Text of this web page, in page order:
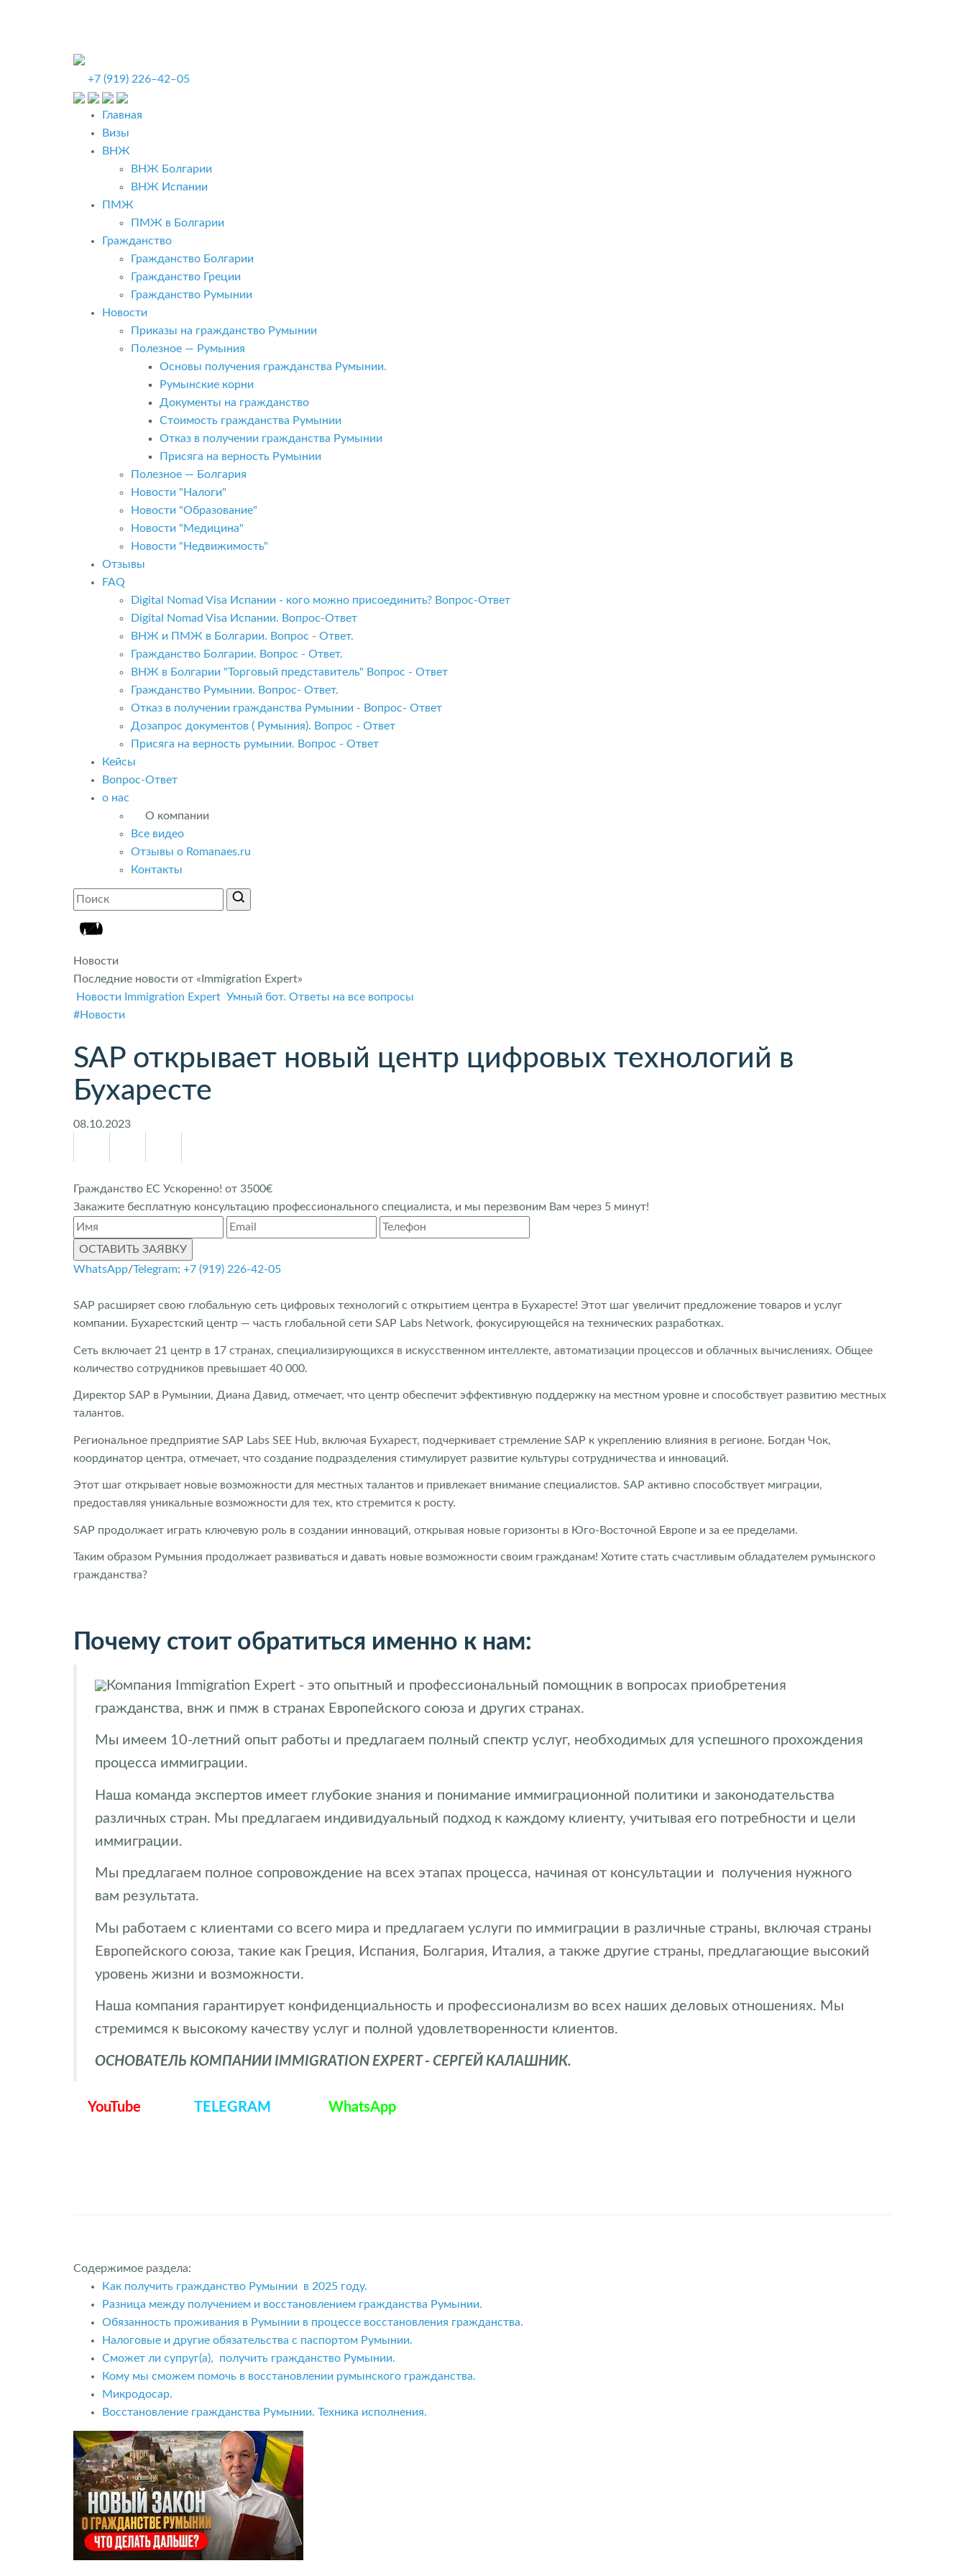
+7 (919) 226‒42‒05
Главная
Визы
ВНЖ
ВНЖ Болгарии
ВНЖ Испании
ПМЖ
ПМЖ в Болгарии
Гражданство
Гражданство Болгарии
Гражданство Греции
Гражданство Румынии
Новости
Приказы на гражданство Румынии
Полезное — Румыния
Основы получения гражданства Румынии.
Румынские корни
Документы на гражданство
Стоимость гражданства Румынии
Отказ в получении гражданства Румынии
Присяга на верность Румынии
Полезное — Болгария
Новости "Налоги"
Новости "Образование"
Новости "Медицина"
Новости "Недвижимость"
Отзывы
FAQ
Digital Nomad Visa Испании - кого можно присоединить? Вопрос-Ответ
Digital Nomad Visa Испании. Вопрос-Ответ
ВНЖ и ПМЖ в Болгарии. Вопрос - Ответ.
Гражданство Болгарии. Вопрос - Ответ.
ВНЖ в Болгарии "Торговый представитель" Вопрос - Ответ
Гражданство Румынии. Вопрос- Ответ.
Отказ в получении гражданства Румынии - Вопрос- Ответ
Дозапрос документов ( Румыния). Вопрос - Ответ
Присяга на верность румынии. Вопрос - Ответ
Кейсы
Вопрос-Ответ
о нас
О компании
Все видео
Отзывы о Romanaes.ru
Контакты
Новости
Последние новости от «Immigration Expert»
Новости Immigration Expert Умный бот. Ответы на все вопросы
#Новости
SAP открывает новый центр цифровых технологий в
Бухаресте
08.10.2023
Гражданство ЕС Ускоренно! от 3500€
Закажите бесплатную консультацию профессионального специалиста, и мы перезвоним Вам через 5 минут!
ОСТАВИТЬ ЗАЯВКУ
WhatsApp/Telegram: +7 (919) 226-42-05
SAP расширяет свою глобальную сеть цифровых технологий с открытием центра в Бухаресте! Этот шаг увеличит предложение товаров и услуг
компании. Бухарестский центр — часть глобальной сети SAP Labs Network, фокусирующейся на технических разработках.
Сеть включает 21 центр в 17 странах, специализирующихся в искусственном интеллекте, автоматизации процессов и облачных вычислениях. Общее
количество сотрудников превышает 40 000.
Директор SAP в Румынии, Диана Давид, отмечает, что центр обеспечит эффективную поддержку на местном уровне и способствует развитию местных
талантов.
Региональное предприятие SAP Labs SEE Hub, включая Бухарест, подчеркивает стремление SAP к укреплению влияния в регионе. Богдан Чок,
координатор центра, отмечает, что создание подразделения стимулирует развитие культуры сотрудничества и инноваций.
Этот шаг открывает новые возможности для местных талантов и привлекает внимание специалистов. SAP активно способствует миграции,
предоставляя уникальные возможности для тех, кто стремится к росту.
SAP продолжает играть ключевую роль в создании инноваций, открывая новые горизонты в Юго-Восточной Европе и за ее пределами.
Таким образом Румыния продолжает развиваться и давать новые возможности своим гражданам! Хотите стать счастливым обладателем румынского
гражданства?
Почему стоит обратиться именно к нам:
Компания Immigration Expert - это опытный и профессиональный помощник в вопросах приобретения
гражданства, внж и пмж в странах Европейского союза и других странах.
Мы имеем 10-летний опыт работы и предлагаем полный спектр услуг, необходимых для успешного прохождения
процесса иммиграции.
Наша команда экспертов имеет глубокие знания и понимание иммиграционной политики и законодательства
различных стран. Мы предлагаем индивидуальный подход к каждому клиенту, учитывая его потребности и цели
иммиграции.
Мы предлагаем полное сопровождение на всех этапах процесса, начиная от консультации и получения нужного
вам результата.
Мы работаем с клиентами со всего мира и предлагаем услуги по иммиграции в различные страны, включая страны
Европейского союза, такие как Греция, Испания, Болгария, Италия, а также другие страны, предлагающие высокий
уровень жизни и возможности.
Наша компания гарантирует конфиденциальность и профессионализм во всех наших деловых отношениях. Мы
стремимся к высокому качеству услуг и полной удовлетворенности клиентов.
ОСНОВАТЕЛЬ КОМПАНИИ IMMIGRATION EXPERT - СЕРГЕЙ КАЛАШНИК.
YouTube TELEGRAM WhatsApp
Содержимое раздела:
Как получить гражданство Румынии в 2025 году.
Разница между получением и восстановлением гражданства Румынии.
Обязанность проживания в Румынии в процессе восстановления гражданства.
Налоговые и другие обязательства с паспортом Румынии.
Сможет ли супруг(а), получить гражданство Румынии.
Кому мы сможем помочь в восстановлении румынского гражданства.
Микродосар.
Восстановление гражданства Румынии. Техника исполнения.